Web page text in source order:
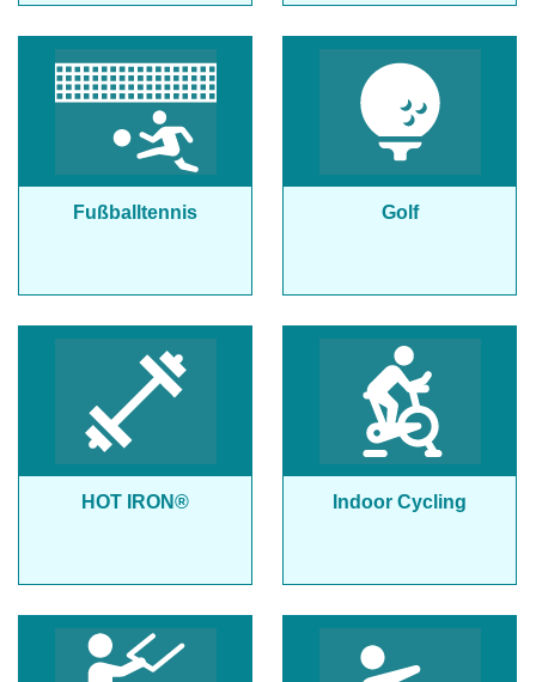
Fußballtennis Golf
HOT IRON® Indoor Cycling